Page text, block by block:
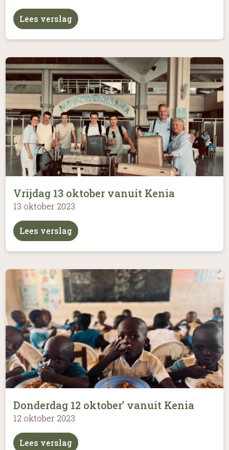
Lees verslag
Vrijdag 13 oktober vanuit Kenia
13 oktober 2023
Lees verslag
Donderdag 12 oktober’ vanuit Kenia
12 oktober 2023
Lees verslag